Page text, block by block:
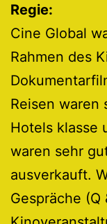
Regie:
Cine Global
Rahmen des
Reisen waren
Hotels klasse
waren sehr
ausverkauft.
Gespräche (Q